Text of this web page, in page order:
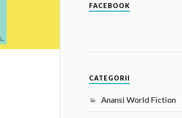
FACEBOOK
CATEGORII
Anansi World Fiction